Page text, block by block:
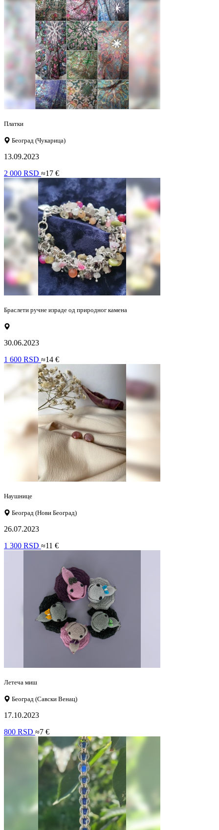
Платки
Београд (Чукарица)
13.09.2023
2 000 RSD ≈17 €
Браслети ручне израде од природног камена
30.06.2023
1 600 RSD ≈14 €
Наушнице
Београд (Нови Београд)
26.07.2023
1 300 RSD ≈11 €
Летеча миш
Београд (Савски Венац)
17.10.2023
800 RSD ≈7 €